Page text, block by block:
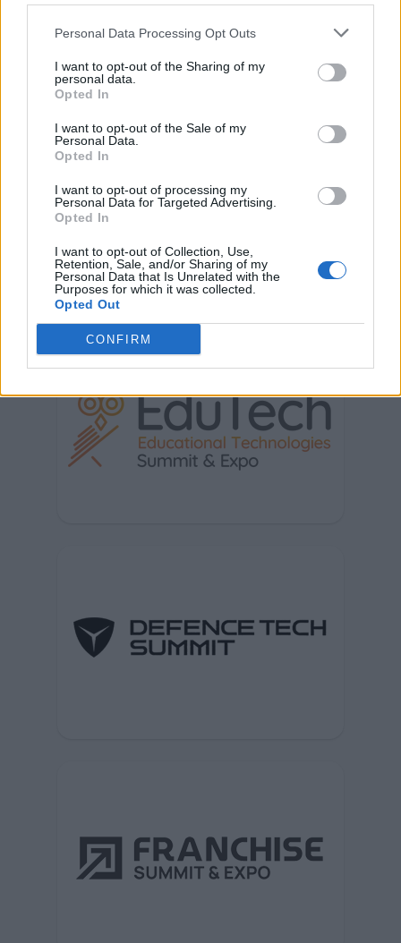
Personal Data Processing Opt Outs
I want to opt-out of the Sharing of my
personal data.
Opted In
I want to opt-out of the Sale of my
Personal Data.
Opted In
I want to opt-out of processing my
Personal Data for Targeted Advertising.
Opted In
I want to opt-out of Collection, Use,
Retention, Sale, and/or Sharing of my
Personal Data that Is Unrelated with the
Purposes for which it was collected.
Opted Out
CONFIRM